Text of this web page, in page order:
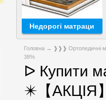
Недорогі матраци
Головна → ❱❱❱ Ортопедичні
38%
ᐅ Купити
✴️【АКЦІЯ